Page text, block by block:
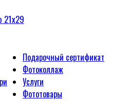
21x29
Подарочный сертификат
Фотоколлаж
Услуги
Фототовары